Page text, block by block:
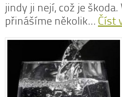
jindy ji nejí, což je
přinášíme několik… Číst